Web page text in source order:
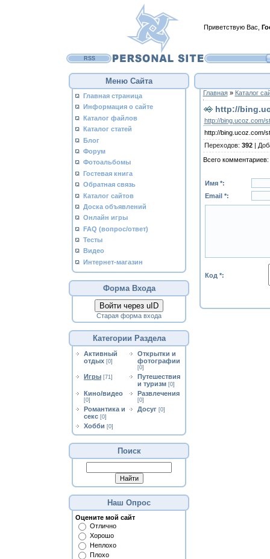
Приветствую Вас
RSS
Меню Сайта
Главная страница
Информация о сайте
Каталог файлов
Каталог статей
Блог
Форум
Фотоальбомы
Гостевая книга
Обратная связь
Каталог сайтов
Доска объявлений
Онлайн игры
FAQ (вопрос/ответ)
Тесты
Видео
Интернет-магазин
Форма Входа
Войти через uID
Старая форма входа
Категории Раздела
Активный
отдых [0]
Открытки и
фотографии
[0]
Игры [71]
Путешествия
и туризм [0]
Кино/видео
[0]
Развлечения
[0]
Романтика и
секс [0]
Досуг [0]
Хобби [0]
Поиск
Наш Опрос
Оцените мой сайт
Отлично
Хорошо
Неплохо
Плохо
Главная» Каталог
http://
http://bing.ucoz.com/
http://bing.ucoz.com/
Переходов: 392|
Всего комментариев:
Имя *:
Email *:
Код *: